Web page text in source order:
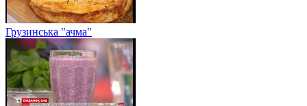
Грузинська "ачма"